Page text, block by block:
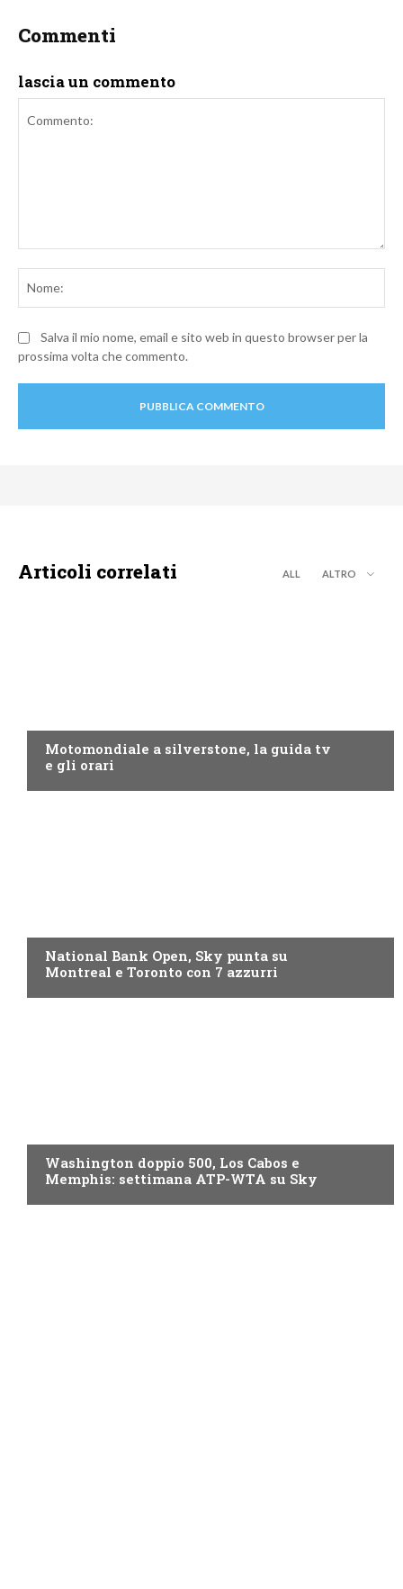
Commenti
lascia un commento
Salva il mio nome, email e sito web in questo browser per la
prossima volta che commento.
Articoli correlati ALL ALTRO
Motomondiale a silverstone, la guida tv
e gli orari
National Bank Open, Sky punta su
Montreal e Toronto con 7 azzurri
Washington doppio 500, Los Cabos e
Memphis: settimana ATP-WTA su Sky